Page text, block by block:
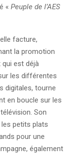
« Peuple de l’AES
facture,
la promotion
qui est déjà
les différentes
digitales, tourne
en boucle sur les
Son
petits plats
pour une
également